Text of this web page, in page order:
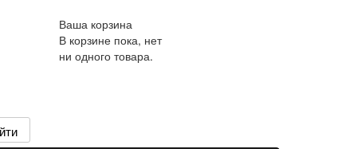
Ваша корзина
В корзине пока, нет
ни одного товара.